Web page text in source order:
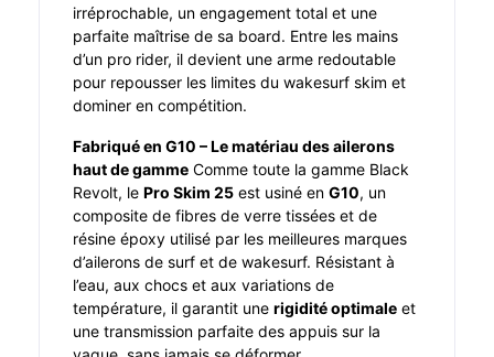
irréprochable, un engagement total et une
parfaite maîtrise de sa board. Entre les mains
d’un pro rider, il devient une arme redoutable
pour repousser les limites du wakesurf skim et
dominer en compétition.
Fabriqué en G10 – Le matériau des ailerons
haut de gamme Comme toute la gamme Black
Revolt, le Pro Skim 25 est usiné en G10, un
composite de fibres de verre tissées et de
résine époxy utilisé par les meilleures marques
d’ailerons de surf et de wakesurf. Résistant à
l’eau, aux chocs et aux variations de
température, il garantit une rigidité optimale et
une transmission parfaite des appuis sur la